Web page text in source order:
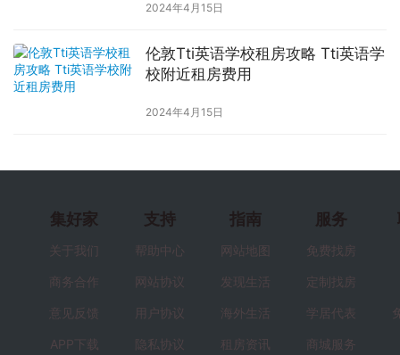
2024年4月15日
伦敦Tti英语学校租房攻略 Tti英语学
校附近租房费用
2024年4月15日
集好家
关于我们
商务合作
意见反馈
APP下载
支持
帮助中心
网站协议
用户协议
隐私协议
指南
网站地图
发现生活
海外生活
租房资讯
服务
免费找房
定制找房
学居代表
商城服务